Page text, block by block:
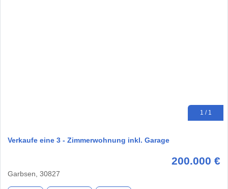
1 / 1
Verkaufe eine 3 - Zimmerwohnung inkl. Garage
200.000 €
Garbsen, 30827